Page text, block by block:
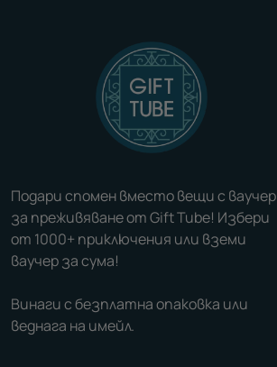
Подари спомен вместо вещи с ваучер
за преживяване от Gift Tube! Избери
от 1000+ приключения или вземи
ваучер за сума!
Винаги с безплатна опаковка или
веднага на имейл.